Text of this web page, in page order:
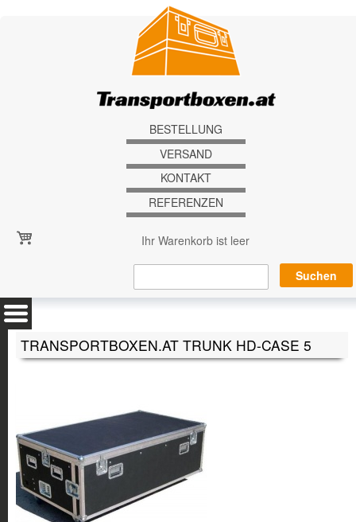
BESTELLUNG
VERSAND
KONTAKT
REFERENZEN
Ihr Warenkorb ist leer
TRANSPORTBOXEN.AT TRUNK HD-CASE 5